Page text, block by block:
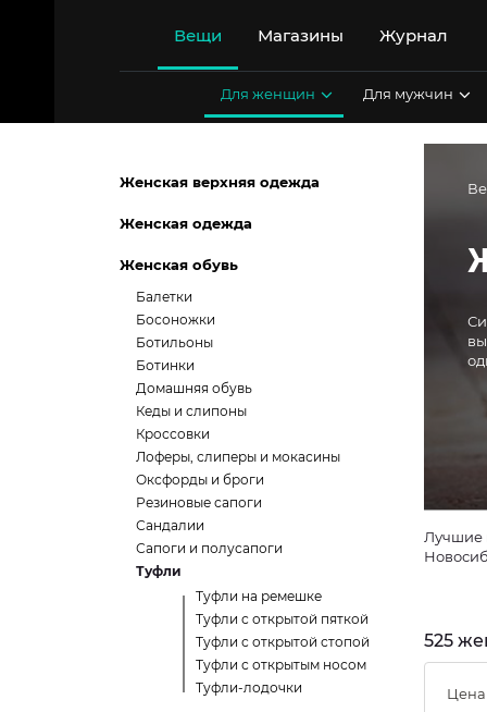
Вещи Магазины Журнал
Для женщин Для мужчин
Лучшие
525
Цена
Женская верхняя одежда
Женская одежда
Женская обувь
Балетки
Босоножки
Ботильоны
Ботинки
Домашняя обувь
Кеды и слипоны
Кроссовки
Лоферы, слиперы и мокасины
Оксфорды и броги
Резиновые сапоги
Сандалии
Сапоги и полусапоги
Туфли
Туфли на ремешке
Туфли с открытой пяткой
Туфли с открытой стопой
Туфли с открытым носом
Туфли-лодочки